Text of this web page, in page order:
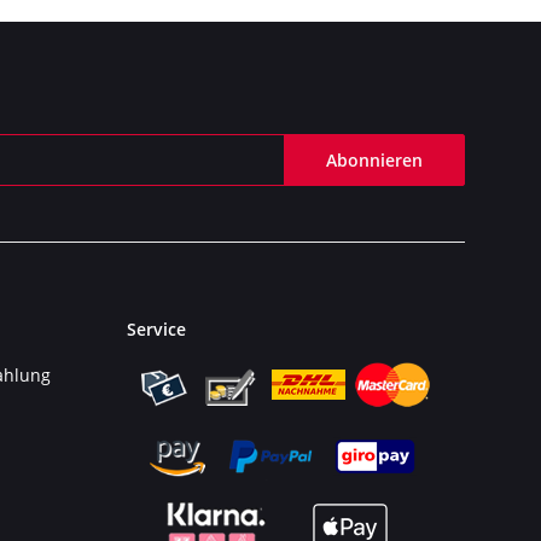
Abonnieren
Service